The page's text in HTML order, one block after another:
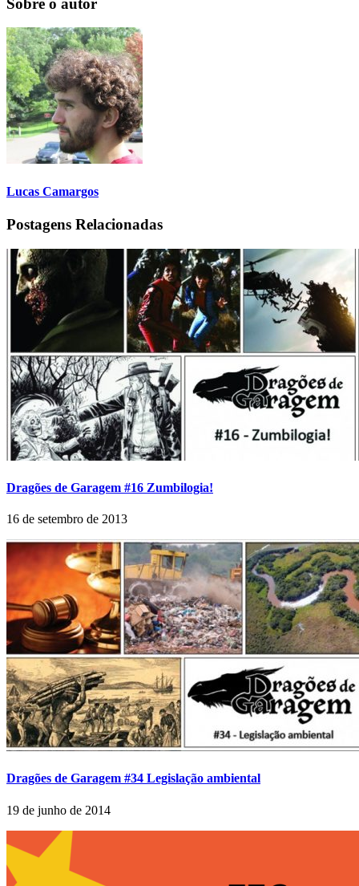
Lucas Camargos
Postagens Relacionadas
Dragões de Garagem #16 Zumbilogia!
16 de setembro de 2013
Dragões de Garagem #34 Legislação ambiental
19 de junho de 2014